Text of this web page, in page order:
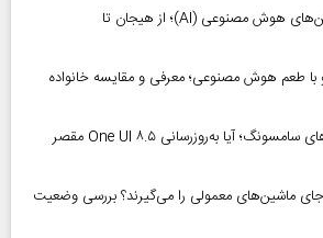
رشد خیره‌کننده بازار توکن‌های هوش مصنوعی (AI)؛ از هیجان تا
با طعم هوش مصنوعی؛ معرفی و مقایسه خانواده
بحران باتری در گوشی‌های سامسونگ؛ آیا به‌روزرسانی One UI ۸.۵ مقصر
ماشین‌های معمولی را می‌گیرند؟ بررسی وضعیت